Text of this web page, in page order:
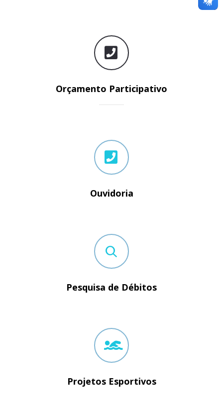
Orçamento Participativo
Ouvidoria
Pesquisa de Débitos
Projetos Esportivos